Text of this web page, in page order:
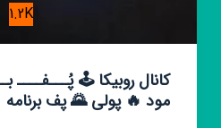
1.2K
کانال روبیکا 🕹️ پُـــفــــ
مود 🔥 پولی 🌄 پف برنامه